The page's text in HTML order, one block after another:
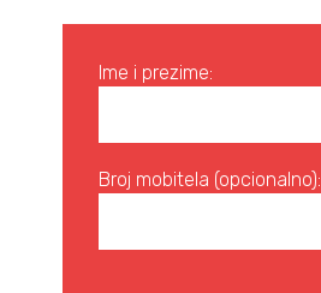
Ime i prezime:
Broj mobitela (opcionalno):